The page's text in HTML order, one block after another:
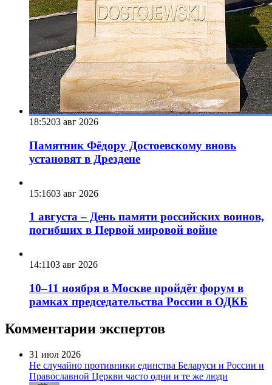
18:5203 авг 2026
Памятник Фёдору Достоевскому вновь
установят в Дрездене
15:1603 авг 2026
1 августа – День памяти российских воинов,
погибших в Первой мировой войне
14:1103 авг 2026
10–11 ноября в Москве пройдёт форум в
рамках председательства России в ОДКБ
Комментарии экспертов
31 июл 2026
Не случайно противники единства Беларуси и России и
Православной Церкви часто одни и те же люди